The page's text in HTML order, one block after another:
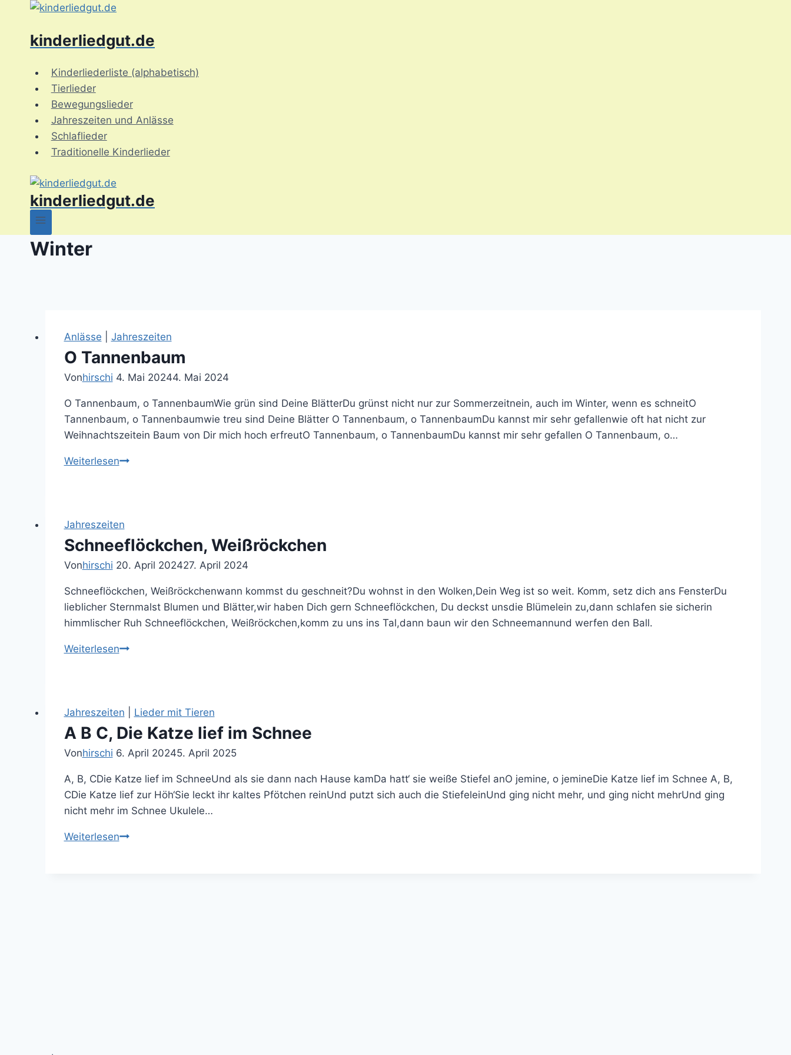
springenkinderliedgut.de
Kinderliederliste (alphabetisch)
Tierlieder
Bewegungslieder
Jahreszeiten und Anlässe
Schlaflieder
Traditionelle Kinderlieder
kinderliedgut.de
Winter
Anlässe Jahreszeiten
O Tannenbaum
Vonhirschi 4. Mai 20244. Mai 2024
O Tannenbaum, o TannenbaumWie grün sind Deine BlätterDu grünst nicht nur zur Sommerzeitnein, auch im Winter, wenn es schneitO
Tannenbaum, o Tannenbaumwie treu sind Deine Blätter O Tannenbaum, o TannenbaumDu kannst mir sehr gefallenwie oft hat nicht zur
Weihnachtszeitein Baum von Dir mich hoch erfreutO Tannenbaum, o TannenbaumDu kannst mir sehr gefallen O Tannenbaum, o…
WeiterlesenO
Jahreszeiten
Schneeflöckchen, Weißröckchen
Vonhirschi 20. April 202427. April 2024
Schneeflöckchen, Weißröckchenwann kommst du geschneit?Du wohnst in den Wolken,Dein Weg ist so weit. Komm, setz dich ans FensterDu
lieblicher Sternmalst Blumen und Blätter,wir haben Dich gern Schneeflöckchen, Du deckst unsdie Blümelein zu,dann schlafen sie sicherin
himmlischer Ruh Schneeflöckchen, Weißröckchen,komm zu uns ins Tal,dann baun wir den Schneemannund werfen den Ball.
WeiterlesenSchneeflöckchen,
Jahreszeiten Lieder mit Tieren
A B C, Die Katze lief im Schnee
Vonhirschi 6. April 20245. April 2025
A, B, CDie Katze lief im SchneeUnd als sie dann nach Hause kamDa hatt‘ sie weiße Stiefel anO jemine, o jemineDie Katze lief im Schnee A, B,
CDie Katze lief zur Höh‘Sie leckt ihr kaltes Pfötchen reinUnd putzt sich auch die StiefeleinUnd ging nicht mehr, und ging nicht mehrUnd ging
nicht mehr im Schnee Ukulele…
WeiterlesenA